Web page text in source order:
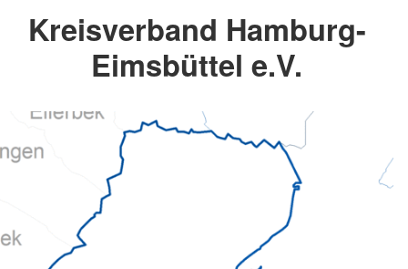
Kreisverband Hamburg-
Eimsbüttel e.V.